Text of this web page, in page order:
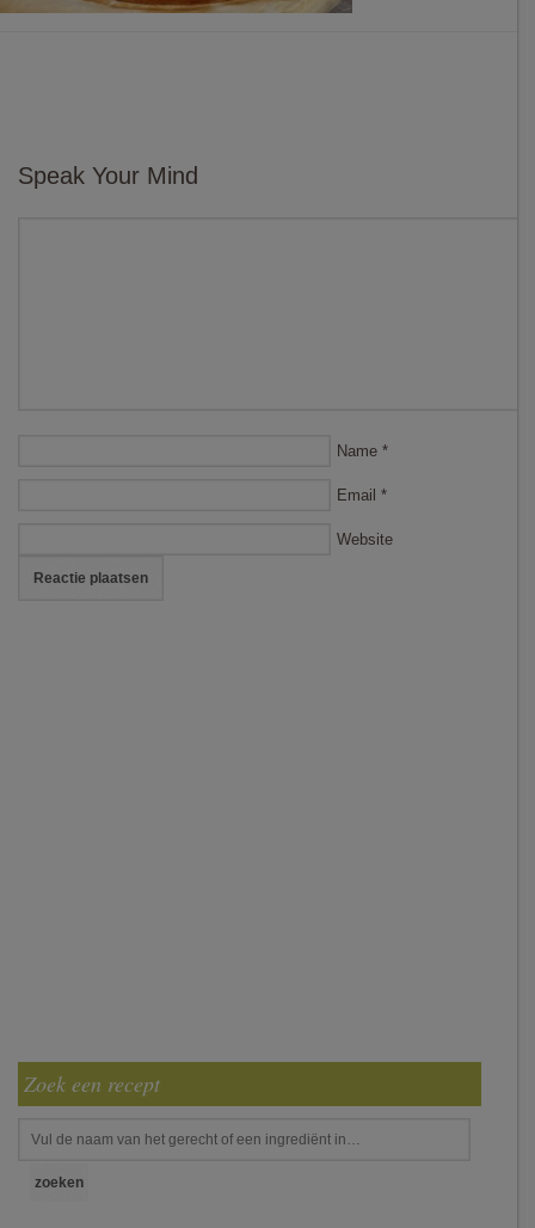
Speak Your Mind
Name *
Email *
Website
Zoek een recept